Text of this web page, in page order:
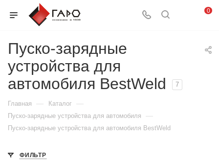
0
Пуско-зарядные
устройства для
автомобиля BestWeld
7
Главная — Каталог —
Пуско-зарядные устройства для автомобиля —
Пуско-зарядные устройства для автомобиля BestWeld
ФИЛЬТР